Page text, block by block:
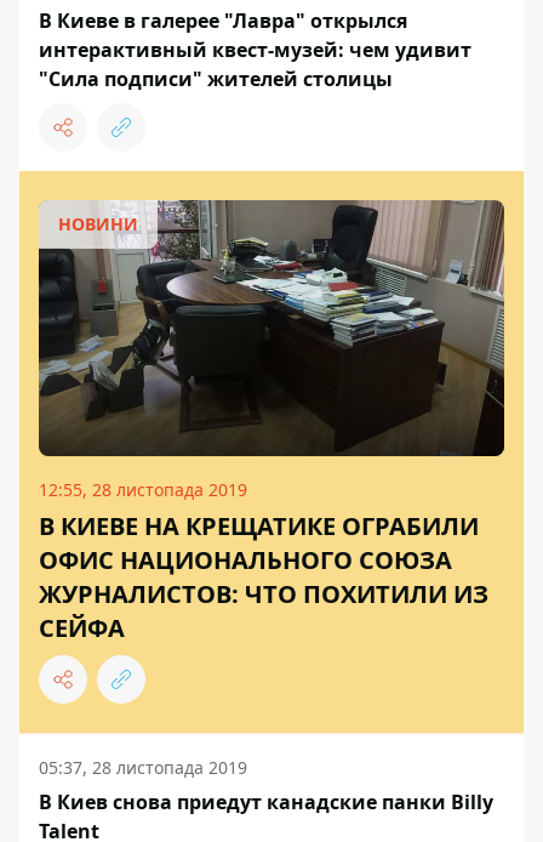
В Киеве в галерее "Лавра" открылся
интерактивный квест-музей: чем удивит
"Сила подписи" жителей столицы
НОВИНИ
12:55, 28 листопада 2019
В КИЕВЕ НА КРЕЩАТИКЕ ОГРАБИЛИ
ОФИС НАЦИОНАЛЬНОГО СОЮЗА
ЖУРНАЛИСТОВ: ЧТО ПОХИТИЛИ ИЗ
СЕЙФА
05:37, 28 листопада 2019
В Киев снова приедут канадские панки Billy
Talent